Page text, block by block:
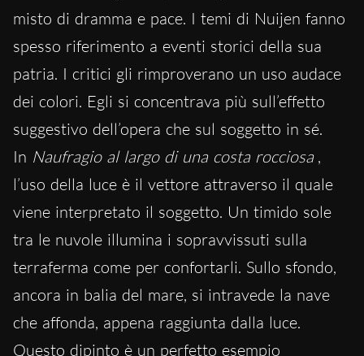
misto di dramma e pace. I temi di Nuijen fanno
spesso riferimento a eventi storici della sua
patria. I critici gli rimproverano un uso audace
dei colori. Egli si concentrava più sull’effetto
suggestivo dell’opera che sul soggetto in sé.
In Naufragio al largo di una costa rocciosa ,
l’uso della luce è il vettore attraverso il quale
viene interpretato il soggetto. Un timido sole
tra le nuvole illumina i sopravvissuti sulla
terraferma come per confortarli. Sullo sfondo,
ancora in balia del mare, si intravede la nave
che affonda, appena raggiunta dalla luce.
Questo dipinto è un perfetto esempio